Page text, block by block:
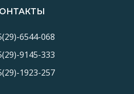
6544-068
9145-333
1923-257